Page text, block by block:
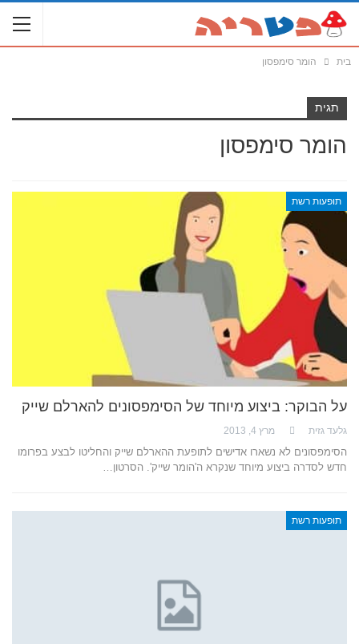
בית הומר סימפסון
תגית
הומר סימפסון
תופעות רשת
על הבוקר: ביצוע מיוחד של הסימפסונים להארלם שייק
גלעד גזית מרץ 4, 2013
הסימפסונים לא נשארו אדישים לתופעת ההארלם שייק והחליטו לבצע בפרומו
חדש לסדרה ביצוע מיוחד שנקרא ה'הומר שייק'. הסרטון…
תופעות רשת